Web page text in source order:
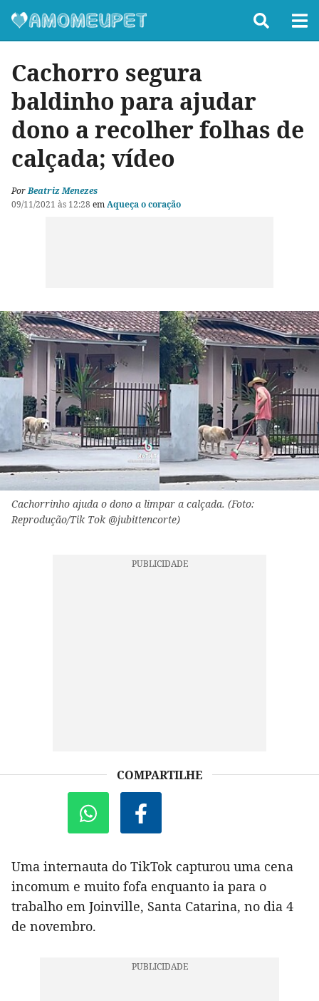
Cachorro segura
baldinho para ajudar
dono a recolher folhas de
calçada; vídeo
PorBeatriz Menezes
09/11/2021 às 12:28 emAqueça o coração
Cachorrinho ajuda o dono a limpar a calçada. (Foto:
Reprodução/Tik Tok @jubittencorte)
COMPARTILHE
Uma internauta do TikTok capturou uma cena
incomum e muito fofa enquanto ia para o
trabalho em Joinville, Santa Catarina, no dia 4
de novembro.